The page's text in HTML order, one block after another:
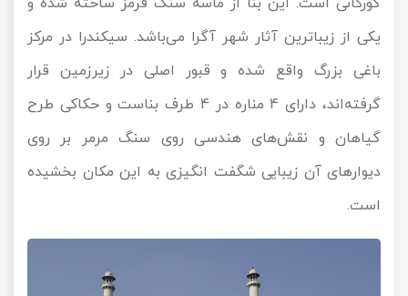
یکی از زیباترین آثار شهر آگرا می‌‌باشد. سیکندرا در مرکز
باغی بزرگ واقع شده و قبور اصلی در زیرزمین قرار
گرفته‌اند، دارای 4 مناره در 4 طرف بناست و حکاکی طرح
گیاهان و نقش‌های هندسی روی سنگ مرمر بر روی
دیوارهای آن زیبایی شگفت انگیزی به این مکان بخشیده
است.